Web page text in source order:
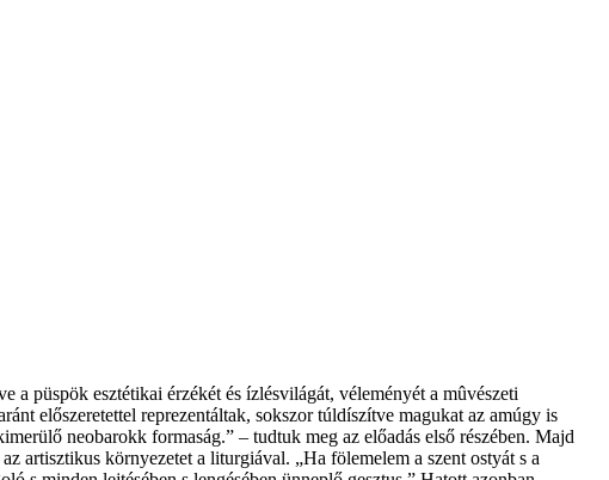
a püspök esztétikai érzékét és ízlésvilágát, véleményét a mûvészeti
előszeretettel reprezentáltak, sokszor túldíszítve magukat az amúgy is
neobarokk formaság.” – tudtuk meg az előadás első részében. Majd
artisztikus környezetet a liturgiával. „Ha fölemelem a szent ostyát s a